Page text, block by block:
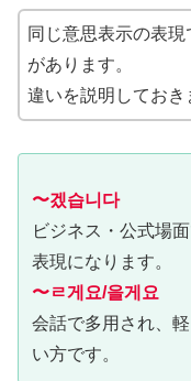
同じ意思表示の表現
があります。
違いを説明しておき
〜겠습니다
ビジネス・公式場
表現になります。
〜ㄹ게요/을게요
会話で多用され、
い方です。